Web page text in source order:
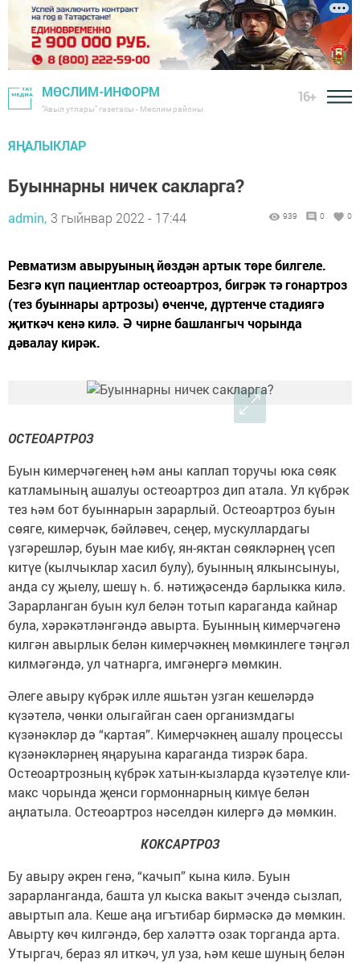
МӨСЛИМ-ИНФОРМ
"Авыл утлары" газетасы - Мөслим районы
16+
ЯҢАЛЫКЛАР
Буыннарны ничек сакларга?
admin, 3 гыйнвар 2022 - 17:44 939 0 0
Ревматизм авыруының йөздән артык төре билгеле.
Безгә күп пациентлар остеоартроз, бигрәк тә гонартроз
(тез буыннары артрозы) өченче, дүртенче стадиягә
җиткәч кенә килә. Ә чирне башлангыч чорында
дәвалау кирәк.
ОСТЕОАРТРОЗ
Буын кимерчәгенең һәм аны каплап тору­чы юка сөяк
катламының ашалуы остеоартроз дип атала. Ул күбрәк
тез һәм бот буыннарын зарарлый. Остеоартроз буын
сөяге, кимерчәк, бәйләвеч, сеңер, мускулларда­гы
үзгәрешләр, буын мае кибү, ян-яктан сөякләрнең үсеп
китүе (кылчыклар ха­сил булу), буынның ял­кынсынуы,
анда су җыелу, шешү һ. б. нәтиҗәсендә барлыкка килә.
Зарарлан­ган буын кул белән тотып караганда кайнар
була, хәрәкәтләнгәндә авыр­та. Буынның кимерчәгенә
килгән авырлык белән кимерчәкнең мөмкинлеге тәңгәл
килмәгәндә, ул чатнарга, имгәнергә мөмкин.
Әлеге авыру күбрәк илле яшьтән узган кешеләрдә
күзәтелә, чөнки олыгайган саен ор­ганизмдагы
күзәнәкләр дә “картая”. Кимерчәкнең ашалу процессы
күзәнәкләрнең яңаруына караганда тизрәк бара.
Остеоартрозның күбрәк хатын-кызларда күзәтелүе кли­
макс чорында җенси гормоннарның кимүе белән
аңлатыла. Остеоар­троз нәселдән килергә дә мөмкин.
КОКСАРТРОЗ
Бу авыру әкрен генә, “качып” кына килә. Буын
зарарланганда, башта ул кыска вакыт эчендә сыз­лап,
авыртып ала. Кеше аңа игътибар бирмәскә дә мөмкин.
Авырту көч килгәндә, бер халәттә озак торганда арта.
Утыр­гач, бераз ял иткәч, ул уза, һәм кеше шуның белән